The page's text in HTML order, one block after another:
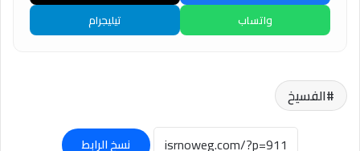
واتساب
تيليجرام
الفسيخ
نسخ الرابط